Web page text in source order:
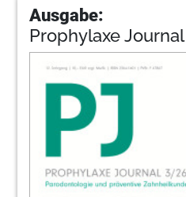
Ausgabe:
Prophylaxe Journal